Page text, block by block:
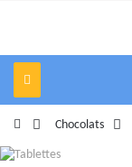
Navigation
bascule
> Chocolats >